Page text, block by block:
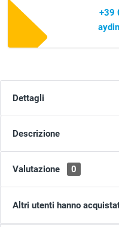
+39
Dettagli
Descrizione
Valutazione 0
Altri utenti hanno